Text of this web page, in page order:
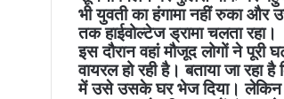
भी युवती का हंगामा नहीं रुका और
तक हाईवोल्टेज ड्रामा चलता रहा।
इस दौरान वहां मौजूद लोगों ने पूरी
वायरल हो रही है। बताया जा
में उसे उसके घर भेज दिया। लेकिन